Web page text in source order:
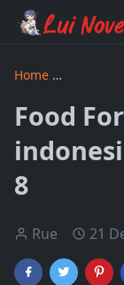
Home
Food
8
Rue 21